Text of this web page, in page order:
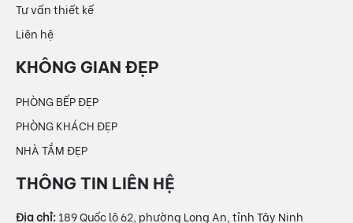
Tư vấn thiết kế
Liên hệ
PHÒNG BẾP ĐẸP
PHÒNG KHÁCH ĐẸP
NHÀ TẮM ĐẸP
Địa chỉ:189 Quốc lộ 62, phường Long An, tỉnh Tây Ninh